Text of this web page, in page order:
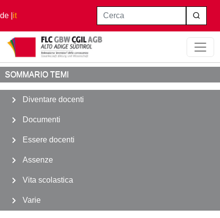
Salta al contenuto principale
de it Cerca
Home Essere docenti
SOMMARIO TEMI
Diventare docenti
Documenti
Essere docenti
Assenze
Vita scolastica
Varie